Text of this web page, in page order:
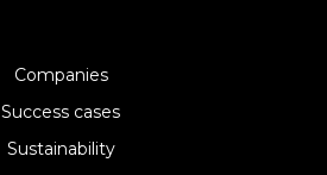
Companies
Success cases
Sustainability